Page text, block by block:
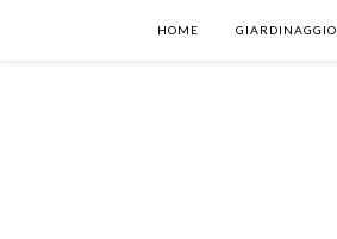
HOME GIARDINAGGIO